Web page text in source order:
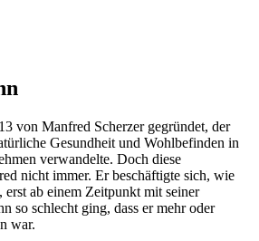
von Manfred Scherzer gegründet, der
Gesundheit und Wohlbefinden in
verwandelte. Doch diese
nicht immer. Er beschäftigte sich, wie
erst ab einem Zeitpunkt mit seiner
so schlecht ging, dass er mehr oder
war.